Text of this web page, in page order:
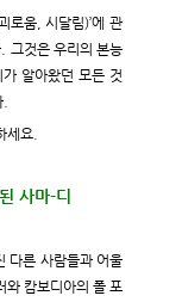
로움, 시달림)’에 관
. 그것은 우리의 본능
알아왔던 모든 것
세요.
사마-디
다른 사람들과 어울
와 캄보디아의 폴 포